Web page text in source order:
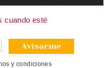
cuando esté
Avisarme
y condiciones